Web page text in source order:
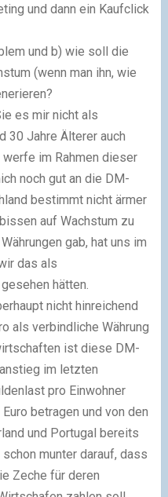
und dann ein Kaufclick
und b) wie soll die
(wenn man ihn, wie
es mir nicht als
30 Jahre Älterer auch
im Rahmen dieser
noch gut an die DM-
bestimmt nicht ärmer
auf Wachstum zu
gab, hat uns im
das als
hätten.
nicht hinreichend
als verbindliche Währung
ist diese DM-
im letzten
pro Einwohner
betragen und von den
und Portugal bereits
munter darauf, dass
Zeche für deren